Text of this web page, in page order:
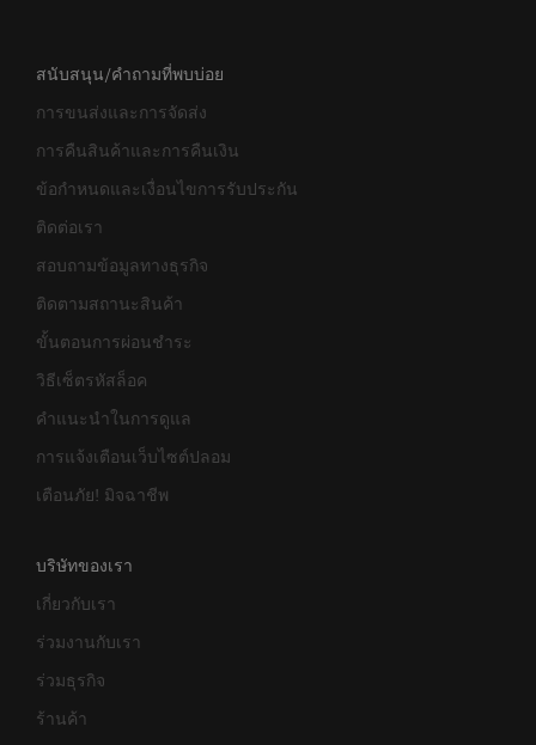
สนับสนุน/คำถามที่พบบ่อย
การขนส่งและการจัดส่ง
การคืนสินค้าและการคืนเงิน
ข้อกำหนดและเงื่อนไขการรับประกัน
ติดต่อเรา
สอบถามข้อมูลทางธุรกิจ
ติดตามสถานะสินค้า
ขั้นตอนการผ่อนชำระ
วิธีเซ็ตรหัสล็อค
คำแนะนำในการดูแล
การแจ้งเตือนเว็บไซต์ปลอม
เตือนภัย! มิจฉาชีพ
บริษัทของเรา
เกี่ยวกับเรา
ร่วมงานกับเรา
ร่วมธุรกิจ
ร้านค้า